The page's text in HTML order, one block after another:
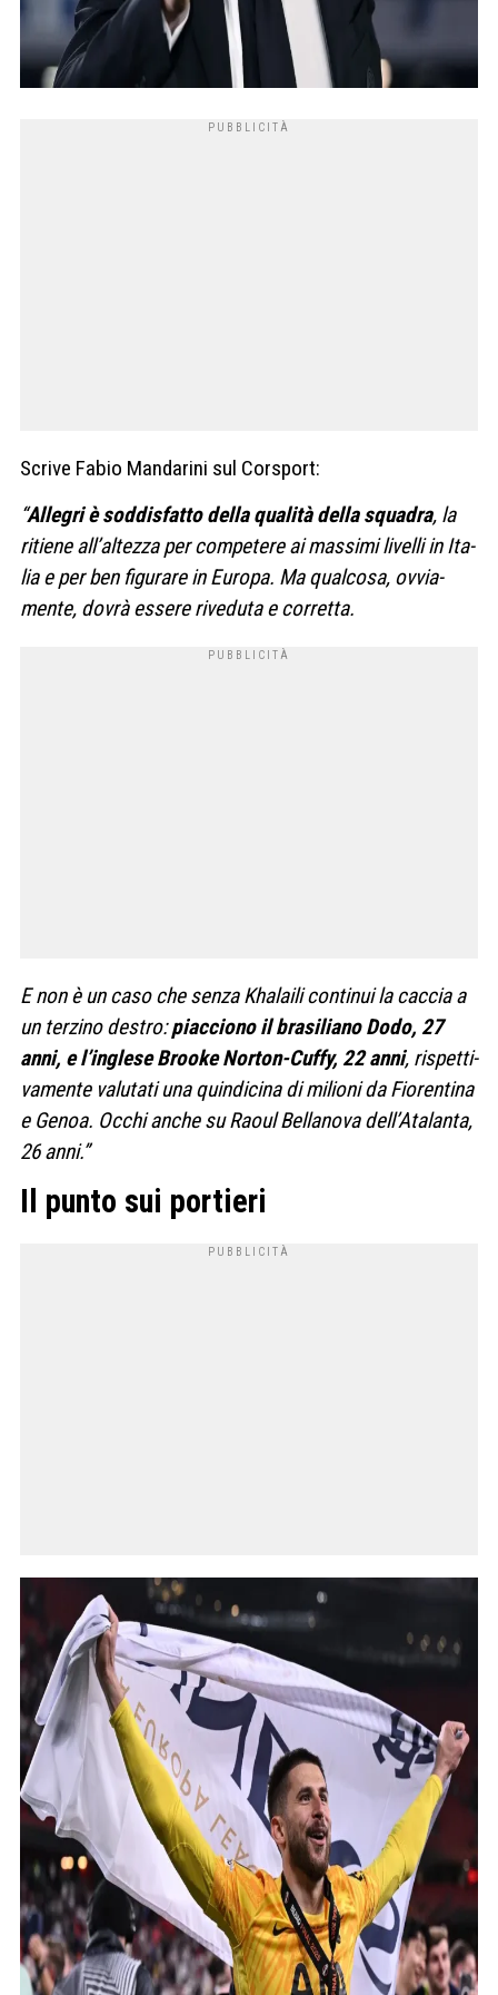
Scrive Fabio Mandarini sul Corsport:
“Alle­gri è sod­di­sfatto della qua­lità della squa­dra, la
ritiene all’altezza per com­pe­tere ai mas­simi livelli in Ita­
lia e per ben figu­rare in Europa. Ma qual­cosa, ovvia­
mente, dovrà essere rive­duta e cor­retta.
E non è un caso che senza Kha­laili con­ti­nui la cac­cia a
un ter­zino destro:piac­ciono il bra­si­liano Dodo, 27
anni, e l’inglese Brooke Nor­ton-Cuffy, 22 anni, rispet­ti­
va­mente valu­tati una quin­di­cina di milioni da Fio­ren­tina
e Genoa. Occhi anche su Raoul Bel­la­nova dell’Ata­lanta,
26 anni.”
Il punto sui portieri